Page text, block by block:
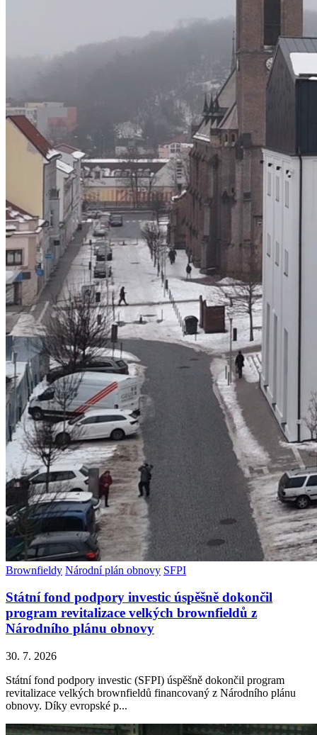
Brownfieldy Národní plán obnovy SFPI
Státní fond podpory investic úspěšně dokončil
program revitalizace velkých brownfieldů z
Národního plánu obnovy
30. 7. 2026
Státní fond podpory investic (SFPI) úspěšně dokončil program
revitalizace velkých brownfieldů financovaný z Národního plánu
obnovy. Díky evropské p...